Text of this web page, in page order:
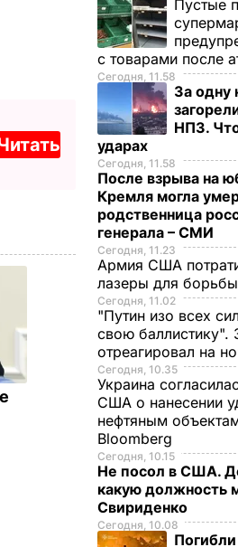
Пустые
с товарами после
Сегодня, 11.58
За одну
НПЗ.
ударах
Сегодня, 11.58
После взрыва на
Кремля могла
родственница
генерала – СМИ
Сегодня, 11.23
Армия США
лазеры для
Сегодня, 11.02
"Путин изо всех
свою баллистику".
отреагировал на
Сегодня, 10.35
Украина
США о нанесении
нефтяным
Bloomberg
Сегодня, 10.15
Не посол в США.
какую должность
Свириденко
Сегодня, 10.08